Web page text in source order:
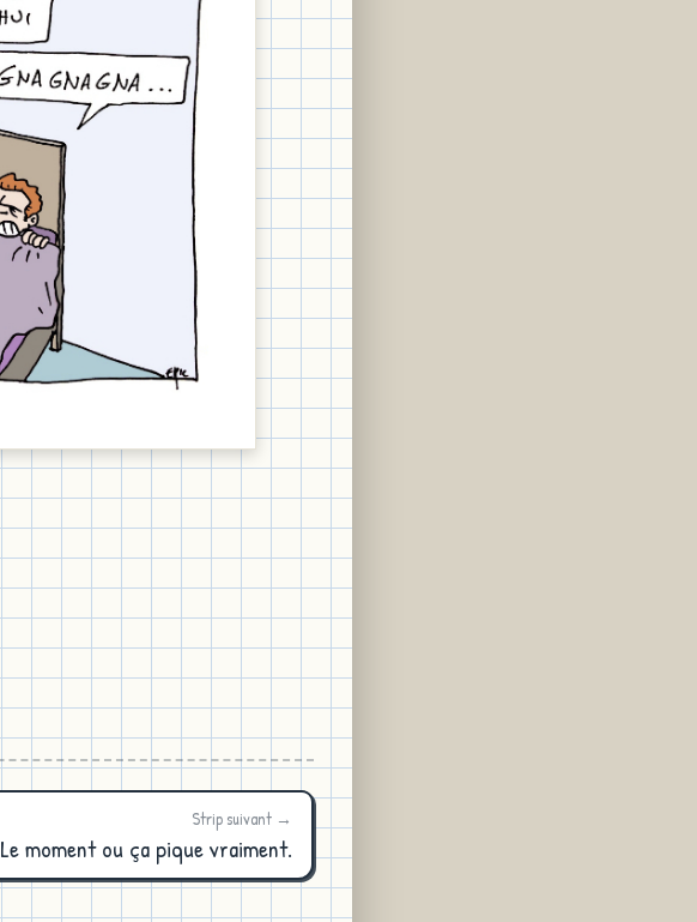
Strip suivant →
Le moment ou ça pique vraiment.